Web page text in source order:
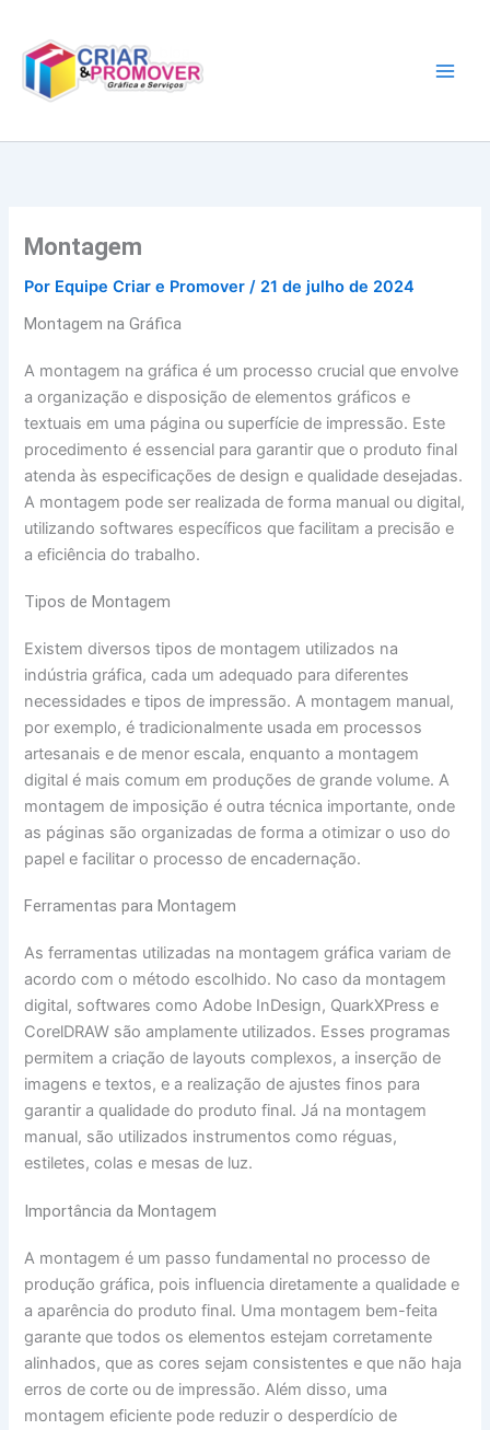
conteúdo
Montagem
Por Equipe Criar e Promover/ 21 de julho de 2024
Montagem na Gráfica
A montagem na gráfica é um processo crucial que envolve
a organização e disposição de elementos gráficos e
textuais em uma página ou superfície de impressão. Este
procedimento é essencial para garantir que o produto final
atenda às especificações de design e qualidade desejadas.
A montagem pode ser realizada de forma manual ou digital,
utilizando softwares específicos que facilitam a precisão e
a eficiência do trabalho.
Tipos de Montagem
Existem diversos tipos de montagem utilizados na
indústria gráfica, cada um adequado para diferentes
necessidades e tipos de impressão. A montagem manual,
por exemplo, é tradicionalmente usada em processos
artesanais e de menor escala, enquanto a montagem
digital é mais comum em produções de grande volume. A
montagem de imposição é outra técnica importante, onde
as páginas são organizadas de forma a otimizar o uso do
papel e facilitar o processo de encadernação.
Ferramentas para Montagem
As ferramentas utilizadas na montagem gráfica variam de
acordo com o método escolhido. No caso da montagem
digital, softwares como Adobe InDesign, QuarkXPress e
CorelDRAW são amplamente utilizados. Esses programas
permitem a criação de layouts complexos, a inserção de
imagens e textos, e a realização de ajustes finos para
garantir a qualidade do produto final. Já na montagem
manual, são utilizados instrumentos como réguas,
estiletes, colas e mesas de luz.
Importância da Montagem
A montagem é um passo fundamental no processo de
produção gráfica, pois influencia diretamente a qualidade e
a aparência do produto final. Uma montagem bem-feita
garante que todos os elementos estejam corretamente
alinhados, que as cores sejam consistentes e que não haja
erros de corte ou de impressão. Além disso, uma
montagem eficiente pode reduzir o desperdício de